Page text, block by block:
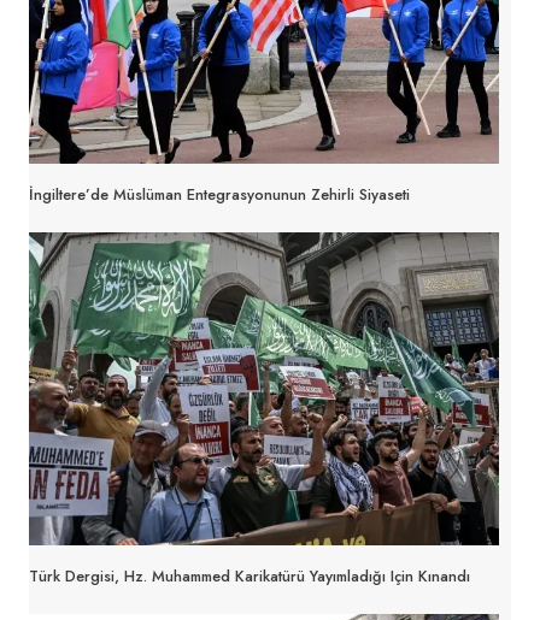
İngiltere’de Müslüman Entegrasyonunun Zehirli Siyaseti
Türk Dergisi, Hz. Muhammed Karikatürü Yayımladığı Için Kınandı